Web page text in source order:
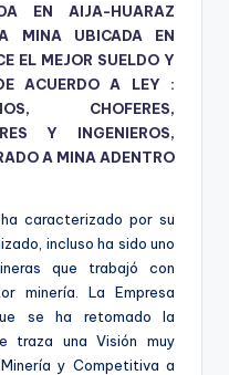
EN AIJA-HUARAZ
MINA UBICADA EN
EL MEJOR SUELDO Y
ACUERDO A LEY :
CHOFERES,
Y INGENIEROS,
A MINA ADENTRO
caracterizado por su
incluso ha sido uno
que trabajó con
minería. La Empresa
se ha retomado la
traza una Visión muy
y Competitiva a